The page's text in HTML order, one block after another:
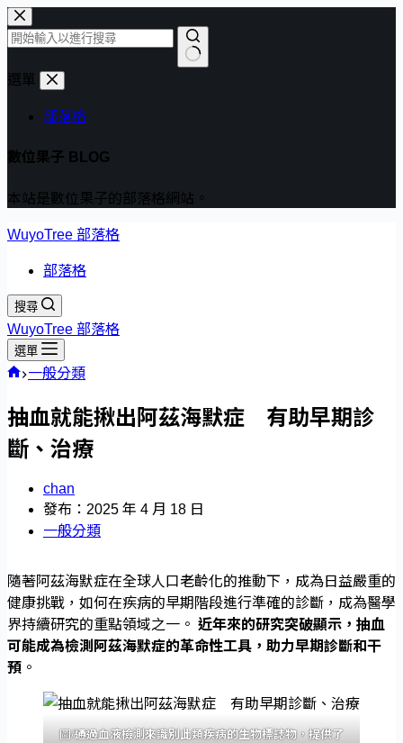
跳
至
要
找
合
件
的
選單
部落格
數位果子 BLOG
本站是數位果子的部落格網站。
WuyoTree 部落格
部落格
搜尋
WuyoTree 部落格
選單
首一般分類
抽血就能揪出阿茲海默症 有助早期診
斷、治療
chan
發布：2025 年 4 月 18 日
一般分類
隨著阿茲海默症在全球人口老齡化的推動下，成為日益嚴重的
健康挑戰，如何在疾病的早期階段進行準確的診斷，成為醫學
界持續研究的重點領域之一。 近年來的研究突破顯示，抽血
可能成為檢測阿茲海默症的革命性工具，助力早期診斷和干
預 。
圖/通過血液檢測來識別此類疾病的生物標誌物，提供了